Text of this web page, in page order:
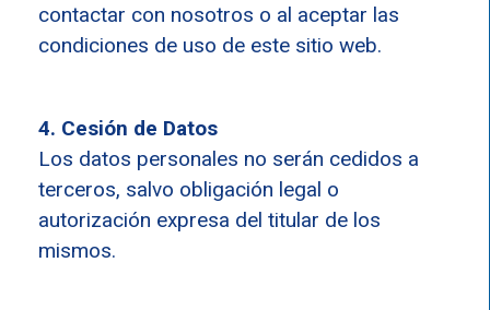
contactar con nosotros o al aceptar las
condiciones de uso de este sitio web.
4. Cesión de Datos
Los datos personales no serán cedidos a
terceros, salvo obligación legal o
autorización expresa del titular de los
mismos.